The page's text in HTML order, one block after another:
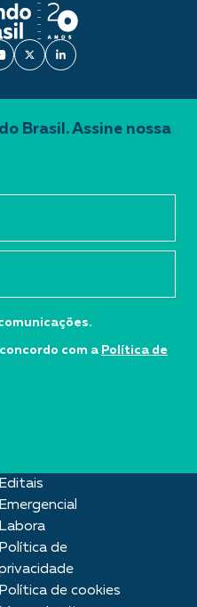
Editais
Emergencial
Labora
Política de
Política de cookies
Brasil. Assine nossa
com a Política de